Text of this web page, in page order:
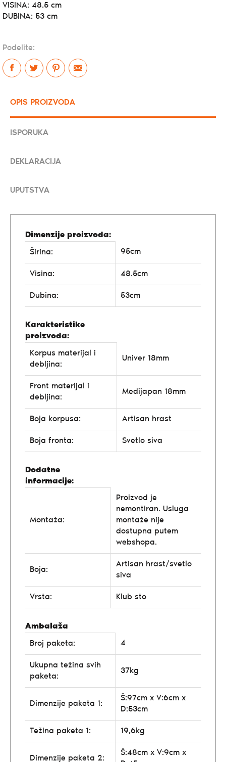
VISINA: 48.5 cm
DUBINA: 53 cm
Podelite:
OPIS PROIZVODA
ISPORUKA
DEKLARACIJA
UPUTSTVA
Dimenzije proizvoda:
Širina:
95cm
Visina: 48.5cm
Dubina: 53cm
Karakteristike
proizvoda:
Korpus materijal i
debljina:
Univer 18mm
Front materijal i
debljina:
Medijapan 18mm
Boja korpusa: Artisan hrast
Boja fronta: Svetlo siva
Dodatne
informacije:
Montaža:
Proizvod je
nemontiran. Usluga
montaže nije
dostupna putem
webshopa.
Boja:
Artisan hrast/svetlo
siva
Vrsta: Klub sto
Ambalaža
Broj paketa:
4
Ukupna težina svih
paketa:
37kg
Dimenzije paketa 1:
Š:97cm x V:6cm x
D:53cm
Težina paketa 1: 19,6kg
Dimenzije paketa 2:
Š:48cm x V:9cm x